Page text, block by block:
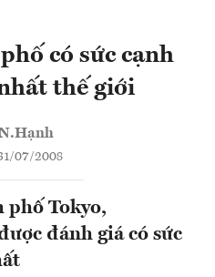
có sức cạnh
thế giới
07/2008
phố Tokyo,
đánh giá có sức